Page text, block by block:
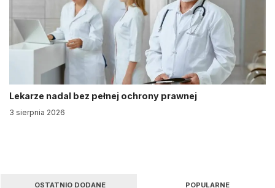
Lekarze nadal bez pełnej ochrony prawnej
3 sierpnia 2026
OSTATNIO DODANE POPULARNE